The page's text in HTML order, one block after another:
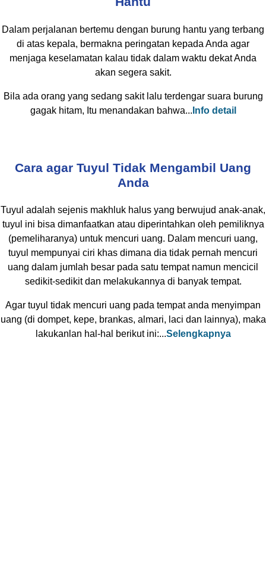
Dalam perjalanan bertemu dengan burung hantu yang terbang
di atas kepala, bermakna peringatan kepada Anda agar
menjaga keselamatan kalau tidak dalam waktu dekat Anda
akan segera sakit.
Bila ada orang yang sedang sakit lalu terdengar suara burung
gagak hitam, Itu menandakan bahwa... Info detail
Cara agar Tuyul Tidak Mengambil Uang
Anda
Tuyul adalah sejenis makhluk halus yang berwujud anak-anak,
tuyul ini bisa dimanfaatkan atau diperintahkan oleh pemiliknya
(pemeliharanya) untuk mencuri uang. Dalam mencuri uang,
tuyul mempunyai ciri khas dimana dia tidak pernah mencuri
uang dalam jumlah besar pada satu tempat namun mencicil
sedikit-sedikit dan melakukannya di banyak tempat.
Agar tuyul tidak mencuri uang pada tempat anda menyimpan
uang (di dompet, kepe, brankas, almari, laci dan lainnya), maka
lakukanlan hal-hal berikut ini:...Selengkapnya